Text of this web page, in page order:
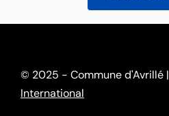
© 2025 - Commune d'Avrillé |
International